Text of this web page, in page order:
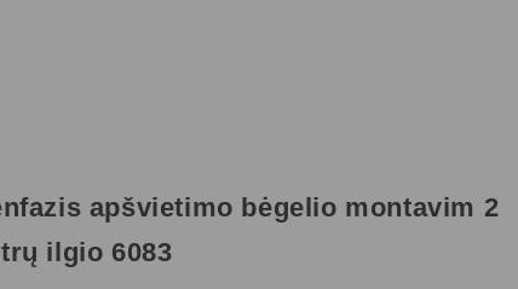
apšvietimo bėgelio montavim 2
ilgio 6083